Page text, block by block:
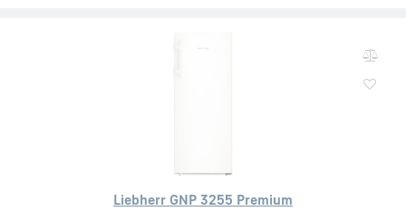
Liebherr GNP 3255 Premium